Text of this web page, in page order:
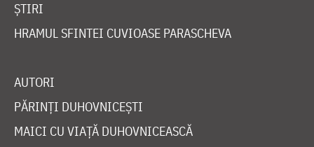
ȘTIRI
HRAMUL SFINTEI CUVIOASE PARASCHEVA
AUTORI
PĂRINȚI DUHOVNICEȘTI
MAICI CU VIAȚĂ DUHOVNICEASCĂ